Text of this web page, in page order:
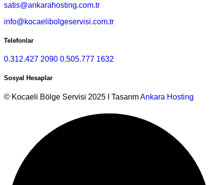
satis@ankarahosting.com.tr
info@kocaelibolgeservisi.com.tr
Telefonlar
0.312.427 2090 0.505.777 1632
Sosyal Hesaplar
© Kocaeli Bölge Servisi 2025 I TasarımAnkara Hosting